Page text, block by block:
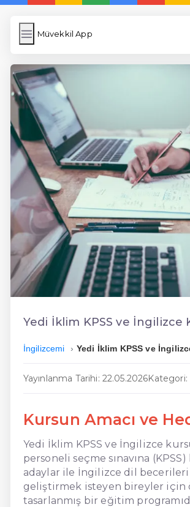
Müvekkil App
Müvekkil App
Resim Yükle
Wordpress Cache
Anasayfa
5 Günde İngilizce
İngilizce
Dil Eğitimi
En Hızlı İngilizce
En Kolay İngilizce
En Ucuz İngilizce
En Uygun İngilizce
Hızlı İngilizce
Yedi İklim KPSS ve İngilizce
İngilizcemi Yedi İklim KPSS ve
Yayınlanma Tarihi: 22.05.2026
Kursun Amacı ve
Yedi İklim KPSS ve İngilizce
personeli seçme sınavına (KPSS)
adaylar ile İngilizce dil
geliştirmek isteyen bireyler için
tasarlanmış bir eğitim